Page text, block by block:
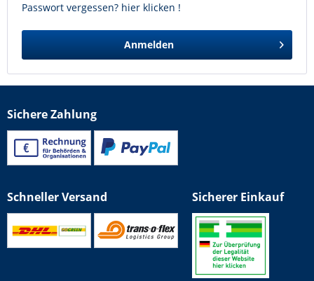
Passwort vergessen? hier klicken !
Anmelden
Sichere Zahlung
Schneller Versand Sicherer Einkauf